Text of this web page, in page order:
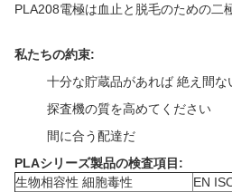
PLA208電極は血止と脱毛のための二
私たちの約束:
十分な貯蔵品があれば 絶え間
探査機の質を高めてください
間に合う配達だ
PLAシリーズ製品の検査項目:
生物相容性 細胞毒性
EN